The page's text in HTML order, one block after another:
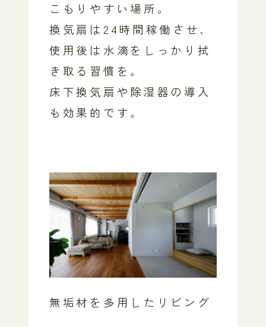
こもりやすい場所。
換気扇は24時間稼働させ、
使用後は水滴をしっかり拭
き取る習慣を。
床下換気扇や除湿器の導入
も効果的です。
無垢材を多用したリビング